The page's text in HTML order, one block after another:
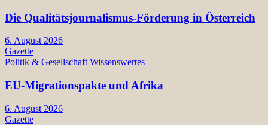
Die Qualitätsjournalismus-Förderung in Österreich
6. August 2026
Gazette
Politik & Gesellschaft Wissenswertes
EU-Migrationspakte und Afrika
6. August 2026
Gazette